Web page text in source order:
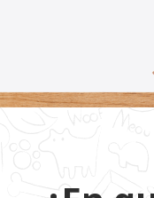
podemos